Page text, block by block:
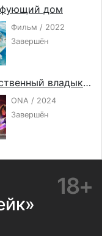
дом
Фильм / 2022
Завершён
Единственный владыка мира 2
ONA / 2024
Завершён
18+